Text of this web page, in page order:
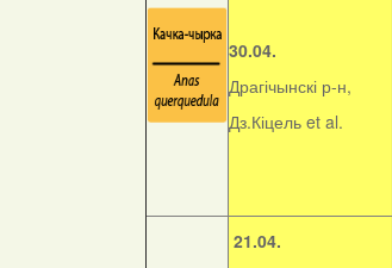
30.04.
Драгічынскі р-н,
Дз.Кіцель et al.
21.04.